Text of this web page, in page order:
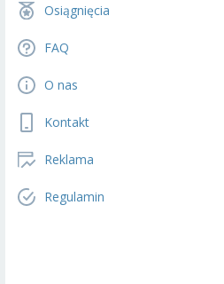
Osiągnięcia
FAQ
O nas
Kontakt
Reklama
Regulamin